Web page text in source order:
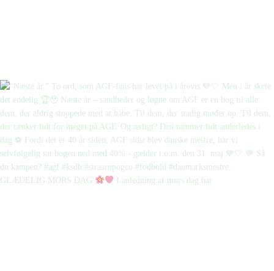
GLÆDELIG MORS DAG I anledning af mors dag har